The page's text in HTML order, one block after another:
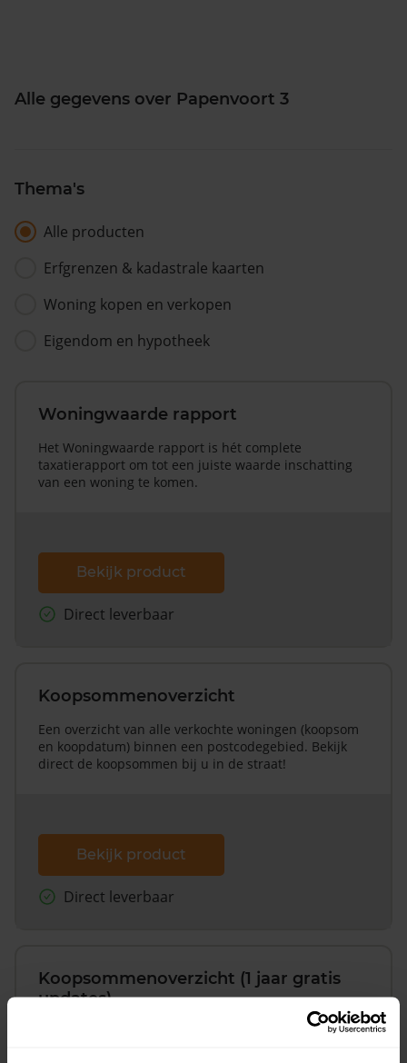
Alle gegevens over Papenvoort 3
Thema's
Alle producten
Erfgrenzen & kadastrale kaarten
Woning kopen en verkopen
Eigendom en hypotheek
Woningwaarde rapport
Het Woningwaarde rapport is hét complete
taxatierapport om tot een juiste waarde inschatting
van een woning te komen.
Bekijk product
Direct leverbaar
Koopsommenoverzicht
Een overzicht van alle verkochte woningen (koopsom
en koopdatum) binnen een postcodegebied. Bekijk
direct de koopsommen bij u in de straat!
Bekijk product
Direct leverbaar
Koopsommenoverzicht (1 jaar gratis
updates)